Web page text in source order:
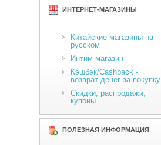
ИНТЕРНЕТ-МАГАЗИНЫ
Китайские магазины на
русском
Интим магазин
Кэшбэк/Cashback -
возврат денег за покупку
Скидки, распродажи,
купоны
ПОЛЕЗНАЯ ИНФОРМАЦИЯ